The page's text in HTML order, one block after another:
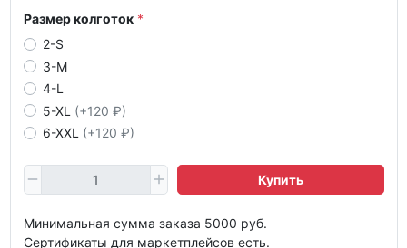
Размер колготок
2-S
3-M
4-L
5-XL (+120 ₽)
6-XXL (+120 ₽)
Купить
Минимальная сумма заказа 5000 руб.
Сертификаты для маркетплейсов есть.